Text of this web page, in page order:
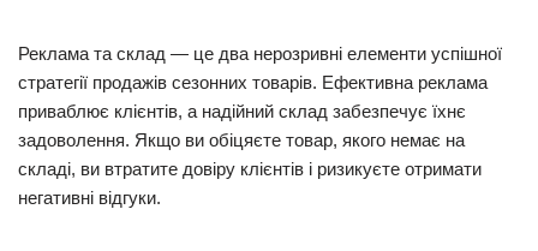
Реклама та склад — це два нерозривні елементи успішної
стратегії продажів сезонних товарів. Ефективна реклама
приваблює клієнтів, а надійний склад забезпечує їхнє
задоволення. Якщо ви обіцяєте товар, якого немає на
складі, ви втратите довіру клієнтів і ризикуєте отримати
негативні відгуки.